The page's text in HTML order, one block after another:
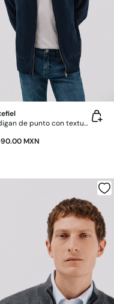
Cárdigan de punto con textura y cierre de cremallera cuello polo
MXN